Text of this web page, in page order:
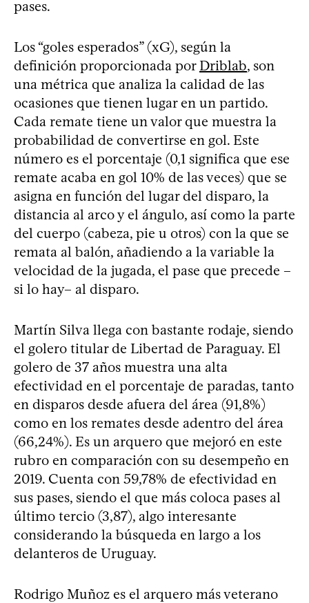
pases.
Los “goles esperados” (xG), según la
definición proporcionada porDriblab, son
una métrica que analiza la calidad de las
ocasiones que tienen lugar en un partido.
Cada remate tiene un valor que muestra la
probabilidad de convertirse en gol. Este
número es el porcentaje (0,1 significa que ese
remate acaba en gol 10% de las veces) que se
asigna en función del lugar del disparo, la
distancia al arco y el ángulo, así como la parte
del cuerpo (cabeza, pie u otros) con la que se
remata al balón, añadiendo a la variable la
velocidad de la jugada, el pase que precede –
si lo hay– al disparo.
Martín Silva llega con bastante rodaje, siendo
el golero titular de Libertad de Paraguay. El
golero de 37 años muestra una alta
efectividad en el porcentaje de paradas, tanto
en disparos desde afuera del área (91,8%)
como en los remates desde adentro del área
(66,24%). Es un arquero que mejoró en este
rubro en comparación con su desempeño en
2019. Cuenta con 59,78% de efectividad en
sus pases, siendo el que más coloca pases al
último tercio (3,87), algo interesante
considerando la búsqueda en largo a los
delanteros de Uruguay.
Rodrigo Muñoz es el arquero más veterano